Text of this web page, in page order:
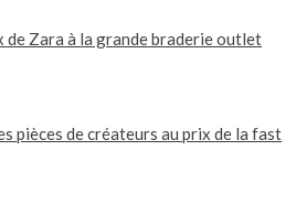
de Zara à la grande braderie outlet
pièces de créateurs au prix de la fast